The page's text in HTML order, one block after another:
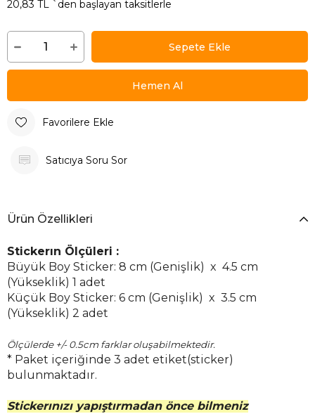
20,83 TL `den başlayan taksitlerle
Favorilere Ekle
Satıcıya Soru Sor
Ürün Özellikleri
Stickerın Ölçüleri :
Büyük Boy Sticker: 8 cm (Genişlik) x 4.5 cm
(Yükseklik) 1 adet
Küçük Boy Sticker: 6 cm (Genişlik) x 3.5 cm
(Yükseklik) 2 adet
Ölçülerde +/- 0.5cm farklar oluşabilmektedir.
* Paket içeriğinde 3 adet etiket(sticker)
bulunmaktadır.
Stickerınızı yapıştırmadan önce bilmeniz